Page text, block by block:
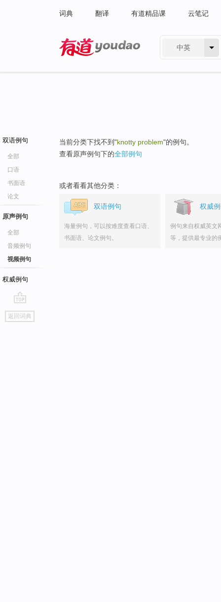
词典 翻译 有道精品课 云笔记
中英
双语例句
全部
口语
书面语
论文
原声例句
全部
音频例句
视频例句
权威例句
go
top
返回词典
当前分类下找不到"knotty problem"的例句。
查看原声例句下的全部例句
或者看看其他分类：
双语例句
海量例句，可以按难度查看口语、
书面语、论文例句。
权威
例句来自权威英文
等，提供最专业的